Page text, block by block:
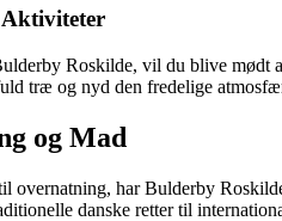
Roskilde, vil du blive mødt
træ og nyd den fredelige
og Mad
overnatning, har Bulderby
danske retter til